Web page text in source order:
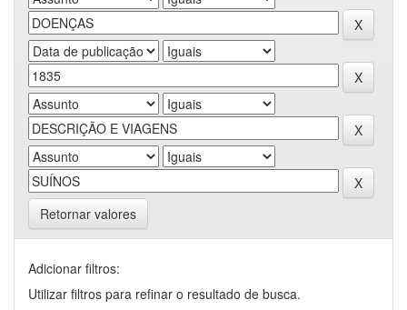
Retornar valores
Adicionar filtros:
Utilizar filtros para refinar o resultado de busca.